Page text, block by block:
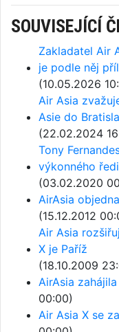
SOUVISEJÍCÍ
Zakladatel Air
je podle něj
(10.05.2026
Air Asia
Asie do
(22.02.2024
Tony
výkonného
(03.02.2020
AirAsia
(15.12.2012
Air Asia
X je Paříž
(18.10.2009
AirAsia
00:00)
Air Asia X se